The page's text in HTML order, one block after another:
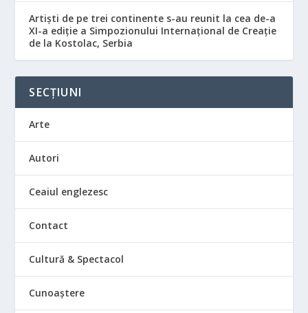
Artiști de pe trei continente s-au reunit la cea de-a
XI-a ediție a Simpozionului Internațional de Creație
de la Kostolac, Serbia
SECȚIUNI
Arte
Autori
Ceaiul englezesc
Contact
Cultură & Spectacol
Cunoaștere